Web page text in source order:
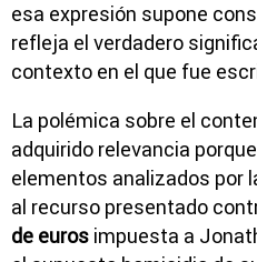
esa expresión supone
refleja el verdadero
contexto en el que fue
La polémica sobre el
adquirido relevancia
elementos analizados por
al recurso presentado
de euros impuesta a